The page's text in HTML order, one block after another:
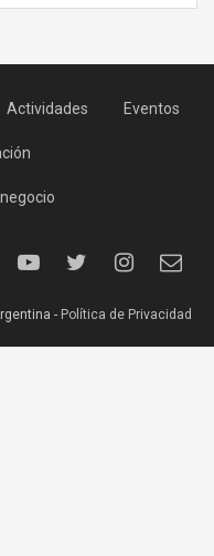
Actividades Eventos
- Política de Privacidad